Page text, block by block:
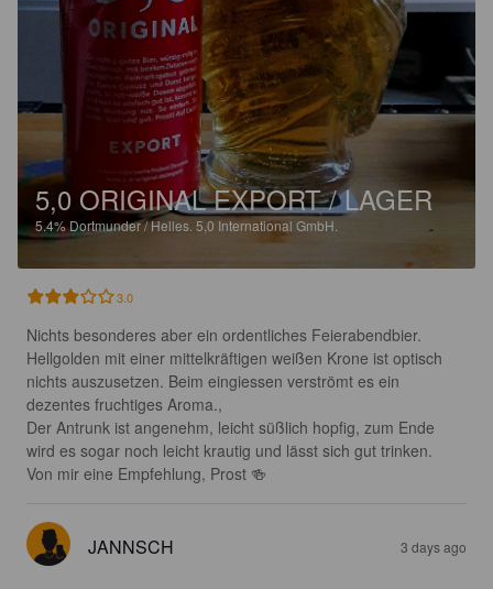
5,0 ORIGINAL EXPORT / LAGER
5.4%Dortmunder / Helles. 5,0 International GmbH.
3.0
Nichts besonderes aber ein ordentliches Feierabendbier.
Hellgolden mit einer mittelkräftigen weißen Krone ist optisch
nichts auszusetzen. Beim eingiessen verströmt es ein
dezentes fruchtiges Aroma.,
Der Antrunk ist angenehm, leicht süßlich hopfig, zum Ende
wird es sogar noch leicht krautig und lässt sich gut trinken.
Von mir eine Empfehlung, Prost 🍻
JANNSCH 3 days ago